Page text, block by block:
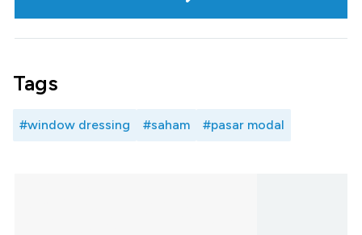
Tags
#window dressing #saham #pasar modal